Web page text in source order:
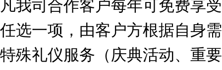
凡我司合作客户每年可免费享
任选一项，由客户方根据自身
特殊礼仪服务（庆典活动、重